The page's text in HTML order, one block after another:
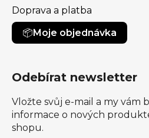
Doprava a platba
Moje objednávka
Odebírat newsletter
Vložte svůj e-mail a my vám
informace o nových
shopu.